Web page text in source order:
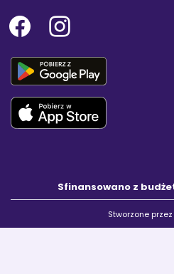
Sfinansowano z
Stworzone przez